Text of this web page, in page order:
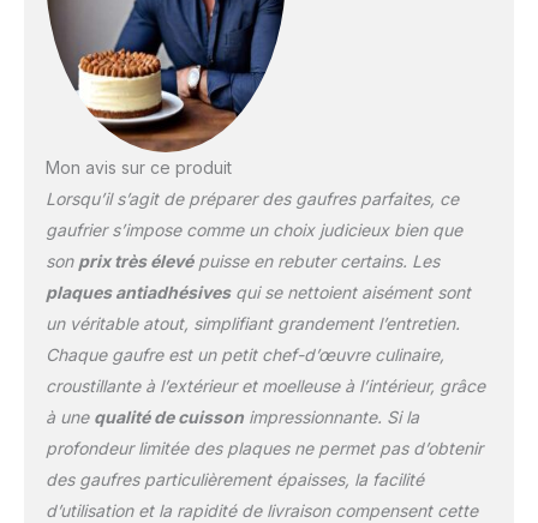
pas à contacter la
marque Lagrange
directement
Mon avis sur ce produit
Lorsqu’il s’agit de préparer des gaufres parfaites, ce
gaufrier s’impose comme un choix judicieux bien que
son prix très élevépuisse en rebuter certains. Les
plaques antiadhésivesqui se nettoient aisément sont
un véritable atout, simplifiant grandement l’entretien.
Chaque gaufre est un petit chef-d’œuvre culinaire,
croustillante à l’extérieur et moelleuse à l’intérieur, grâce
à une qualité de cuissonimpressionnante. Si la
profondeur limitée des plaques ne permet pas d’obtenir
des gaufres particulièrement épaisses, la facilité
d’utilisation et la rapidité de livraison compensent cette